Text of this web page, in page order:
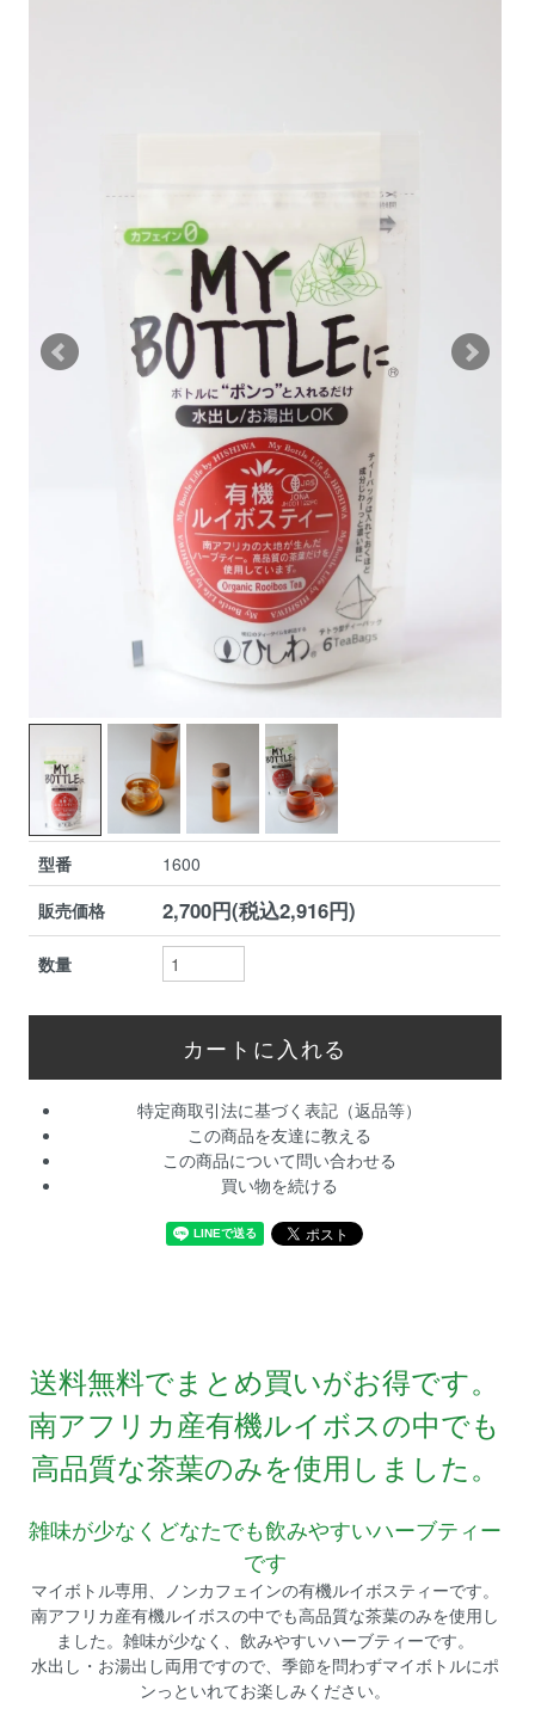
型番
1600
販売価格
2,700円(税込2,916円)
数量
特定商取引法に基づく表記（返品等）
この商品を友達に教える
この商品について問い合わせる
買い物を続ける
送料無料でまとめ買いがお得です。
南アフリカ産有機ルイボスの中でも
高品質な茶葉のみを使用しました。
雑味が少なくどなたでも飲みやすいハーブティー
です
マイボトル専用、ノンカフェインの有機ルイボスティーです。
南アフリカ産有機ルイボスの中でも高品質な茶葉のみを使用し
ました。雑味が少なく、飲みやすいハーブティーです。
水出し・お湯出し両用ですので、季節を問わずマイボトルにポ
ンっといれてお楽しみください。